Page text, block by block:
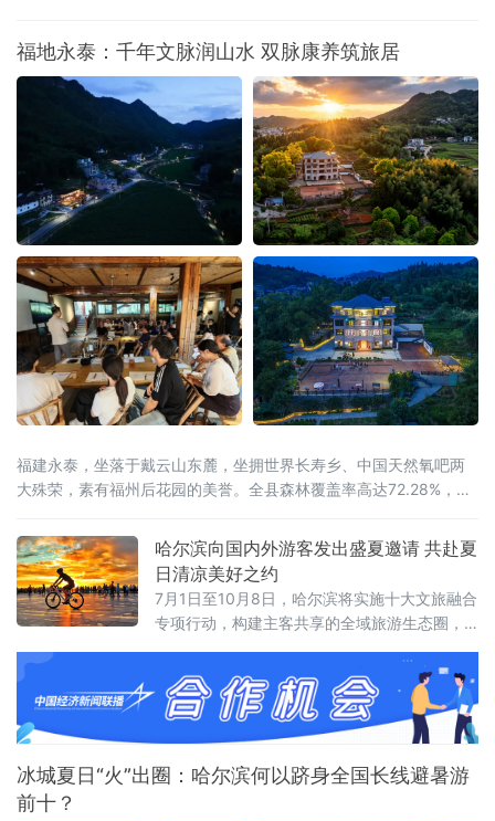
BA）北部大区赛，将在黑龙江省宝清县燃情启幕。这是村BA大区赛
的炽热季风首次吹度山海关，深入广袤的东北粮仓。届时，来自北
京、天津、河北、山西、内蒙古、辽宁、吉林、山东、新疆、黑龙
福地永泰：千年文脉润山水 双脉康养筑旅居
福建永泰，坐落于戴云山东麓，坐拥世界长寿乡、中国天然氧吧两
大殊荣，素有福州后花园的美誉。全县森林覆盖率高达72.28%，林
哈尔滨向国内外游客发出盛夏邀请 共赴夏
日清凉美好之约
7月1日至10月8日，哈尔滨将实施十大文旅融合
专项行动，构建主客共享的全域旅游生态圈，
冰城夏日“火”出圈：哈尔滨何以跻身全国长线避暑游
前十？